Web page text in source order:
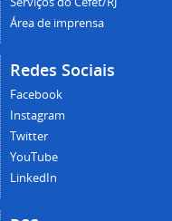
Área de imprensa
Redes Sociais
Facebook
Instagram
Twitter
YouTube
LinkedIn